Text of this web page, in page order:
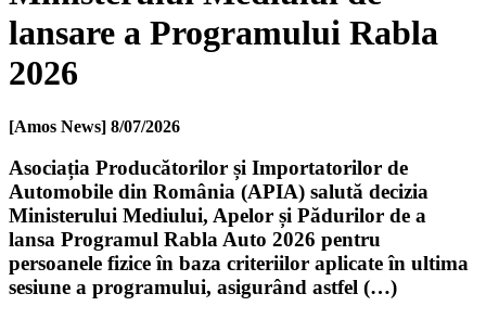
lansare a Programului Rabla
2026
[Amos News] 8/07/2026
Asociația Producătorilor și Importatorilor de
Automobile din România (APIA) salută decizia
Ministerului Mediului, Apelor și Pădurilor de a
lansa Programul Rabla Auto 2026 pentru
persoanele fizice în baza criteriilor aplicate în ultima
sesiune a programului, asigurând astfel (…)